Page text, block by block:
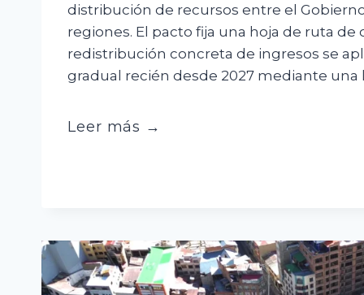
distribución de recursos entre el
regiones. El pacto fija una hoja de ruta de
redistribución concreta de ingresos se
gradual recién desde 2027 mediante una
Leer más →
Paz
reparto
queda
para